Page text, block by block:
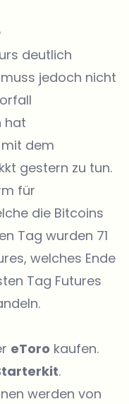
deutlich
jedoch nicht
hat
dem
gestern zu tun.
für
die Bitcoins
Tag wurden 71
welches Ende
Tag Futures
eToro kaufen.
.
werden von